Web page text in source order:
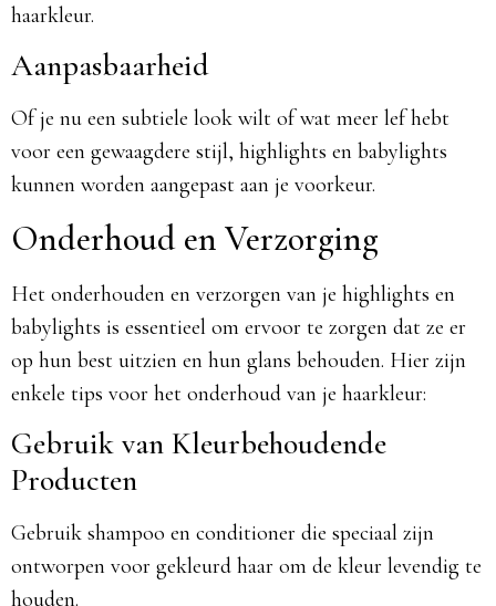
haarkleur.
Aanpasbaarheid
Of je nu een subtiele look wilt of wat meer lef hebt
voor een gewaagdere stijl, highlights en babylights
kunnen worden aangepast aan je voorkeur.
Onderhoud en Verzorging
Het onderhouden en verzorgen van je highlights en
babylights is essentieel om ervoor te zorgen dat ze er
op hun best uitzien en hun glans behouden. Hier zijn
enkele tips voor het onderhoud van je haarkleur:
Gebruik van Kleurbehoudende
Producten
Gebruik shampoo en conditioner die speciaal zijn
ontworpen voor gekleurd haar om de kleur levendig te
houden.